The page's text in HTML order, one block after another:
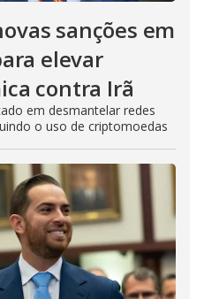
sanções em
elevar
contra Irã
em desmantelar redes
o uso de criptomoedas